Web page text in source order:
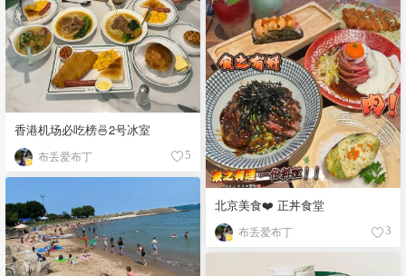
香港机场必吃榜🍜2号冰室
布丢爱布丁 5
北京美食❤️ 正丼食堂
布丢爱布丁 3